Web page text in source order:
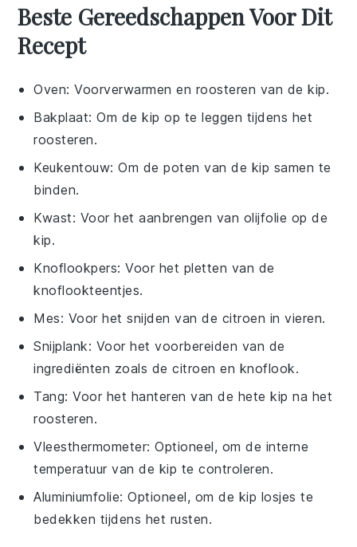
Beste Gereedschappen Voor Dit
Recept
Oven: Voorverwarmen en roosteren van de kip.
Bakplaat: Om de kip op te leggen tijdens het
roosteren.
Keukentouw: Om de poten van de kip samen te
binden.
Kwast: Voor het aanbrengen van olijfolie op de
kip.
Knoflookpers: Voor het pletten van de
knoflookteentjes.
Mes: Voor het snijden van de citroen in vieren.
Snijplank: Voor het voorbereiden van de
ingrediënten zoals de citroen en knoflook.
Tang: Voor het hanteren van de hete kip na het
roosteren.
Vleesthermometer: Optioneel, om de interne
temperatuur van de kip te controleren.
Aluminiumfolie: Optioneel, om de kip losjes te
bedekken tijdens het rusten.